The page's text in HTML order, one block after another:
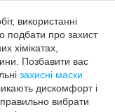
використанні
подбати про захист
хімікатах,
Позбавити вас
захисні маски
дискомфорт і
вибрати